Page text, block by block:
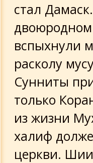
стал
вспыхнули
расколу
Сунниты
только
из жизни
халиф
церкви.